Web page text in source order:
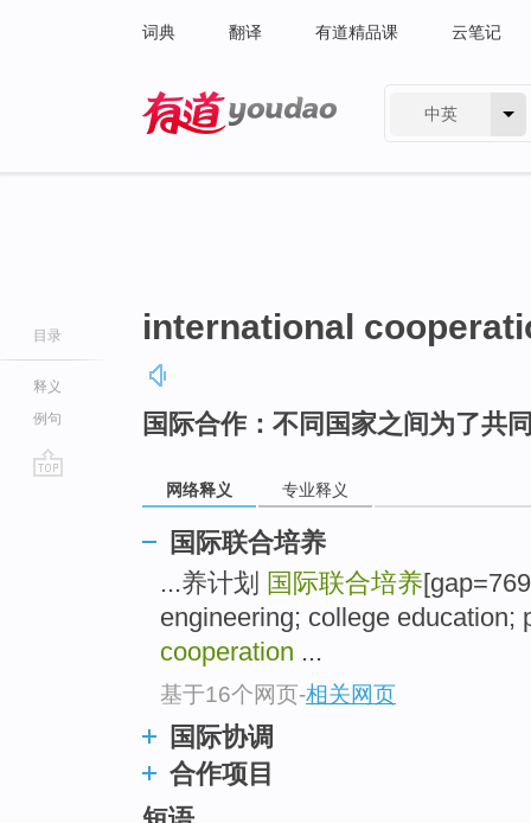
词典 翻译 有道精品课 云笔记
中英
目录
释义
例句
international
国际合作：不同国家之间为了共
网络释义 专业释义
国际联合培养
...养计划 国际联合培养
engineering; college education;
cooperation ...
基于16个网页-相关网页
国际协调
合作项目